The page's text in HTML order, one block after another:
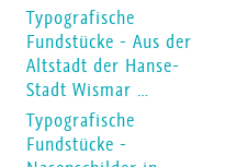
Typografische
Fundstücke - Aus der
Altstadt der Hanse-
Stadt Wismar …
Typografische
Fundstücke -